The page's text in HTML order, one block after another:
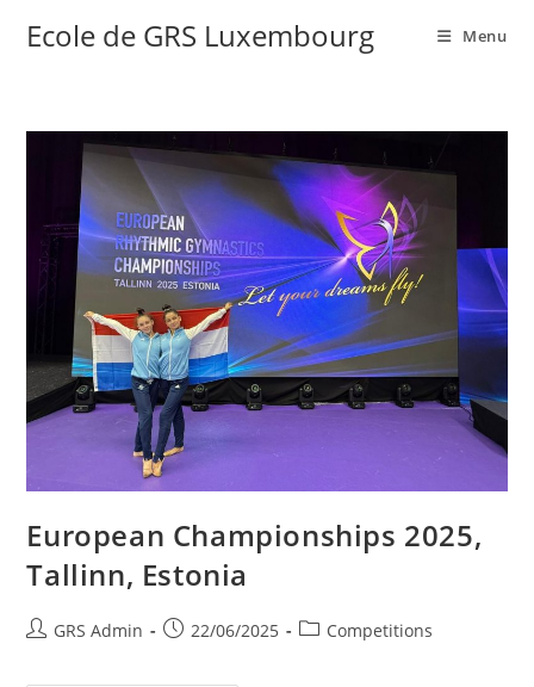
Ecole de GRS Luxembourg Menu
European Championships 2025,
Tallinn, Estonia
GRS Admin 22/06/2025 Competitions